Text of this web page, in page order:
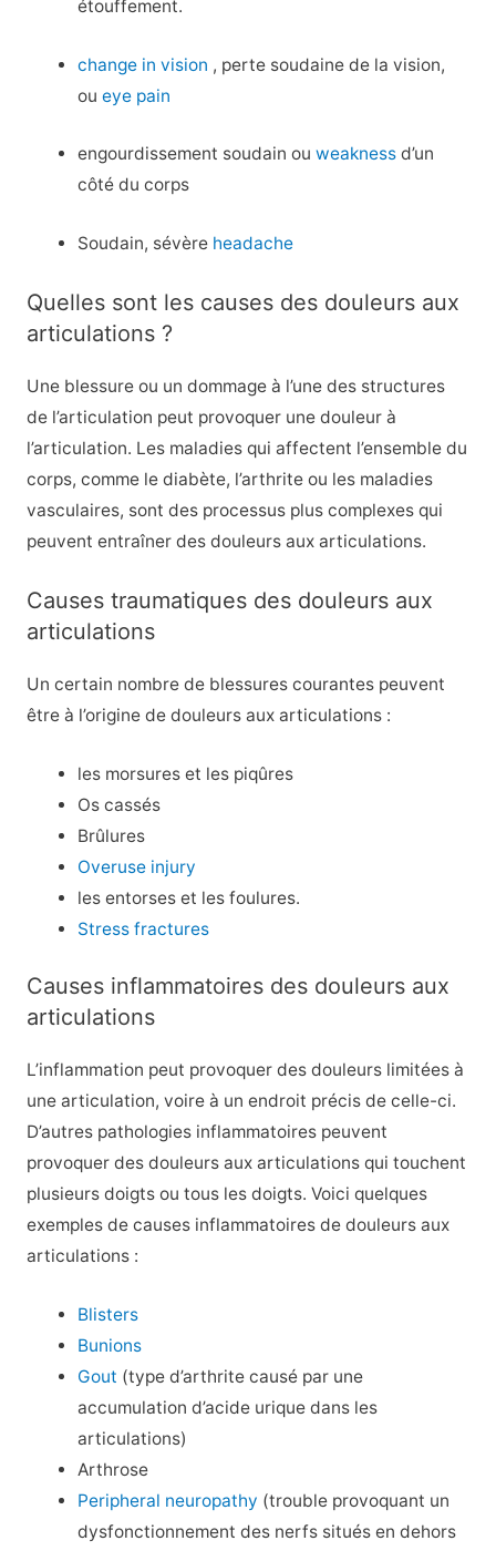
étouffement.
change in vision , perte soudaine de la vision,
oueye pain
engourdissement soudain ouweakness d’un
côté du corps
Soudain, sévère headache
Quelles sont les causes des douleurs aux
articulations ?
Une blessure ou un dommage à l’une des structures
de l’articulation peut provoquer une douleur à
l’articulation. Les maladies qui affectent l’ensemble du
corps, comme le diabète, l’arthrite ou les maladies
vasculaires, sont des processus plus complexes qui
peuvent entraîner des douleurs aux articulations.
Causes traumatiques des douleurs aux
articulations
Un certain nombre de blessures courantes peuvent
être à l’origine de douleurs aux articulations :
les morsures et les piqûres
Os cassés
Brûlures
Overuse injury
les entorses et les foulures.
Stress fractures
Causes inflammatoires des douleurs aux
articulations
L’inflammation peut provoquer des douleurs limitées à
une articulation, voire à un endroit précis de celle-ci.
D’autres pathologies inflammatoires peuvent
provoquer des douleurs aux articulations qui touchent
plusieurs doigts ou tous les doigts. Voici quelques
exemples de causes inflammatoires de douleurs aux
articulations :
Blisters
Bunions
Gout (type d’arthrite causé par une
accumulation d’acide urique dans les
articulations)
Arthrose
Peripheral neuropathy (trouble provoquant un
dysfonctionnement des nerfs situés en dehors